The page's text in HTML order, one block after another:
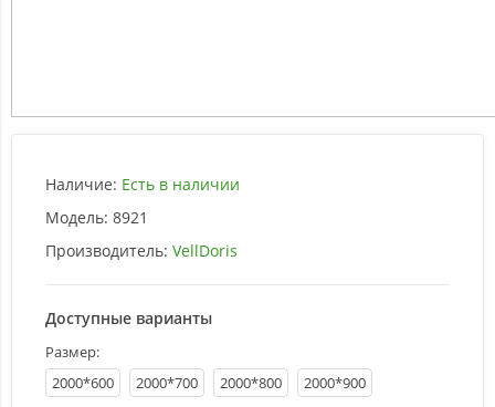
Наличие: Есть в наличии
Модель: 8921
Производитель: VellDoris
Доступные варианты
Размер:
2000*600
2000*700 2000*800 2000*900